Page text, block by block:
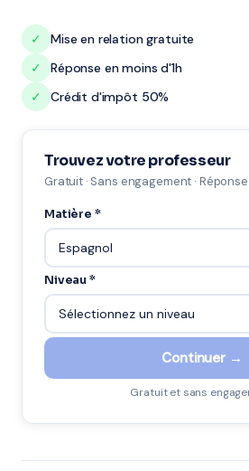
✓
Mise en relation gratuite
✓
Réponse en moins d'1h
✓
Crédit d'impôt 50%
Trouvez votre professeur
Gratuit · Sans engagement · Réponse
Matière *
Niveau *
Continuer →
Gratuit et sans